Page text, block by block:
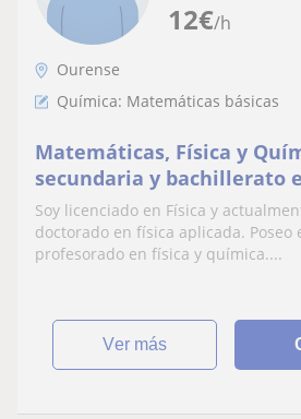
12€/h
Ourense
Química: Matemáticas básicas
Matemáticas, Física y
secundaria y bachillerato
Soy licenciado en Física y
doctorado en física aplicada. Poseo
profesorado en física y química....
ver más